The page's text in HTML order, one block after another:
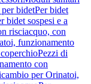
bidetPer bidet
bidet sospesi e a
risciacquo, con
funzionamento
Pezzi di
con
per Orinatoi,